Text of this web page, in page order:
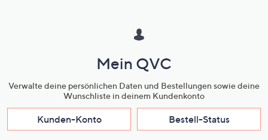
Mein QVC
Verwalte deine persönlichen Daten und Bestellungen sowie deine
Wunschliste in deinem Kundenkonto
Kunden-Konto Bestell-Status